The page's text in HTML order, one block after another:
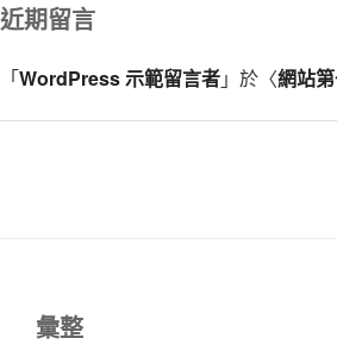
近期留言
「WordPress 示範留言者」於〈網站
彙整